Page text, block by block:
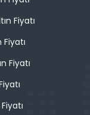
Fiyatı
Fiyatı
Fiyatı